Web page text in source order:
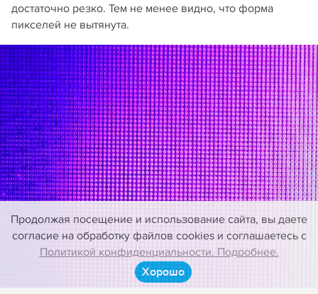
Продолжая посещение и использование сайта, вы даете
согласие на обработку файлов cookies и соглашаетесь с
Политикой конфиденциальности. Подробнее.
Хорошо
достаточно резко. Тем не менее видно, что форма
пикселей не вытянута.